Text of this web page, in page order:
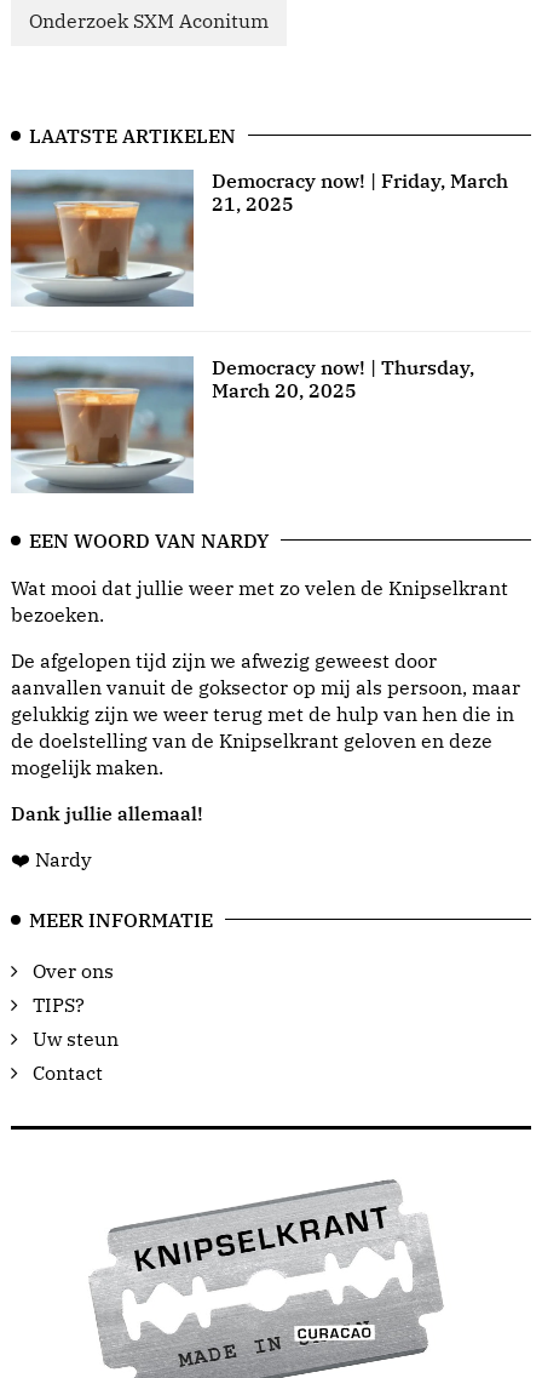
Onderzoek SXM Aconitum
LAATSTE ARTIKELEN
Democracy now! | Friday, March
21, 2025
Democracy now! | Thursday,
March 20, 2025
EEN WOORD VAN NARDY
Wat mooi dat jullie weer met zo velen de Knipselkrant
bezoeken.
De afgelopen tijd zijn we afwezig geweest door
aanvallen vanuit de goksector op mij als persoon, maar
gelukkig zijn we weer terug met de hulp van hen die in
de doelstelling van de Knipselkrant geloven en deze
mogelijk maken.
Dank jullie allemaal!
❤️ Nardy
MEER INFORMATIE
Over ons
TIPS?
Uw steun
Contact